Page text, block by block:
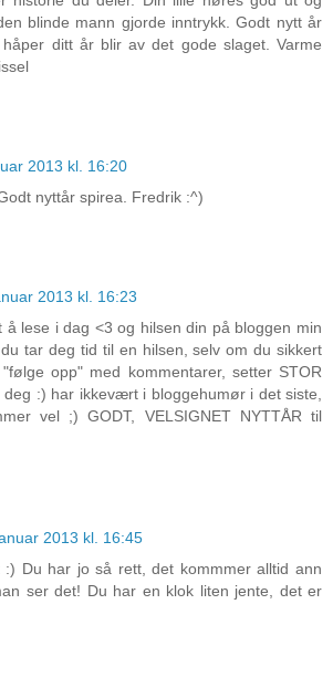
blinde mann gjorde inntrykk. Godt nytt år
ditt år blir av det gode slaget. Varme
2013 kl. 16:20
nyttår spirea. Fredrik :^)
2013 kl. 16:23
å lese i dag <3 og hilsen din på bloggen min
tar deg tid til en hilsen, selv om du sikkert
opp" med kommentarer, setter STOR
:) har ikkevært i bloggehumør i det siste,
vel ;) GODT, VELSIGNET NYTTÅR til
2013 kl. 16:45
:) Du har jo så rett, det kommmer alltid ann
ser det! Du har en klok liten jente, det er